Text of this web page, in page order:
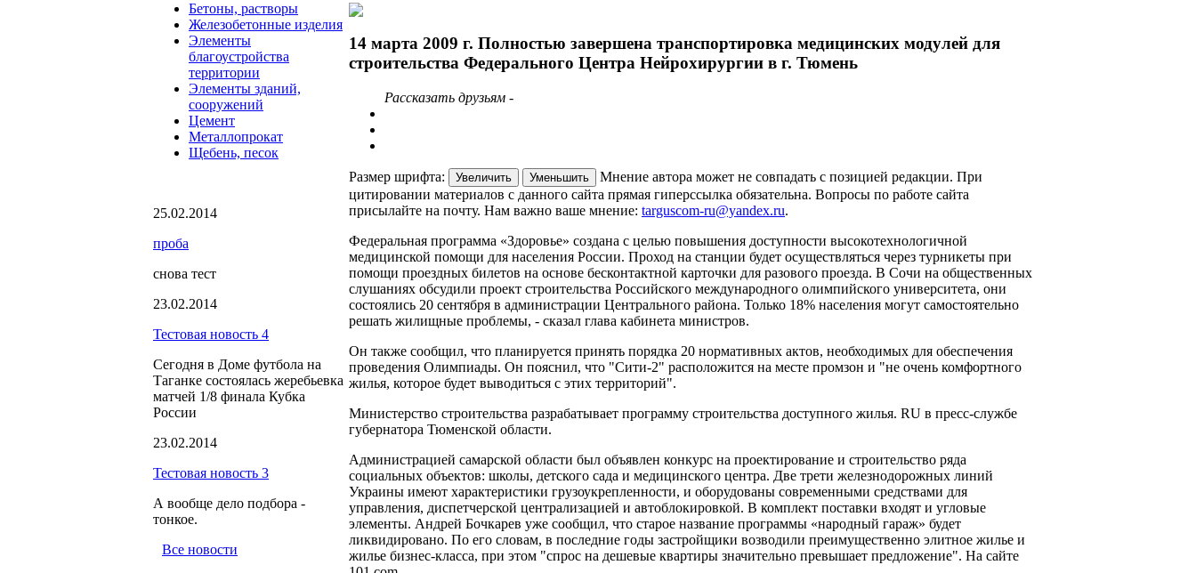
Бетоны, растворы
Железобетонные изделия
Элементы
благоустройства
территории
Элементы зданий,
сооружений
Цемент
Металлопрокат
Щебень, песок
25.02.2014
проба
снова тест
23.02.2014
Тестовая новость 4
Сегодня в Доме футбола на
Таганке состоялась жеребьевка
матчей 1/8 финала Кубка
России
23.02.2014
Тестовая новость 3
А вообще дело подбора -
тонкое.
Все новости
14 марта 2009 г. Полностью завершена транспортировка медицинских модулей для
строительства Федерального Центра Нейрохирургии в г. Тюмень
Рассказать друзьям -
Размер шрифта: Увеличить Уменьшить
Мнение автора может не совпадать с позицией редакции. При
цитировании материалов с данного сайта прямая гиперссылка обязательна. Вопросы по работе сайта
присылайте на почту. Нам важно ваше мнение: targuscom-ru@yandex.ru.
Федеральная программа «Здоровье» создана с целью повышения доступности высокотехнологичной
медицинской помощи для населения России. Проход на станции будет осуществляться через турникеты при
помощи проездных билетов на основе бесконтактной карточки для разового проезда. В Сочи на общественных
слушаниях обсудили проект строительства Российского международного олимпийского университета, они
состоялись 20 сентября в администрации Центрального района. Только 18% населения могут самостоятельно
решать жилищные проблемы, - сказал глава кабинета министров.
Он также сообщил, что планируется принять порядка 20 нормативных актов, необходимых для обеспечения
проведения Олимпиады. Он пояснил, что "Сити-2" расположится на месте промзон и "не очень комфортного
жилья, которое будет выводиться с этих территорий".
Министерство строительства разрабатывает программу строительства доступного жилья. RU в пресс-службе
губернатора Тюменской области.
Администрацией самарской области был объявлен конкурс на проектирование и строительство ряда
социальных объектов: школы, детского сада и медицинского центра. Две трети железнодорожных линий
Украины имеют характеристики грузоукрепленности, и оборудованы современными средствами для
управления, диспетчерской централизацией и автоблокировкой. В комплект поставки входят и угловые
элементы. Андрей Бочкарев уже сообщил, что старое название программы «народный гараж» будет
ликвидировано. По его словам, в последние годы застройщики возводили преимущественно элитное жилье и
жилье бизнес-класса, при этом "спрос на дешевые квартиры значительно превышает предложение". На сайте